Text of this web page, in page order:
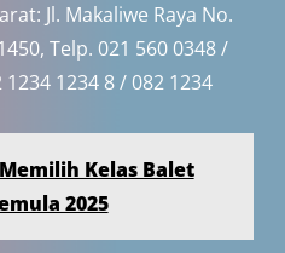
Jl. Makaliwe Raya No.
Telp. 021 560 0348 /
1234 8 / 082 1234
Kelas Balet
2025